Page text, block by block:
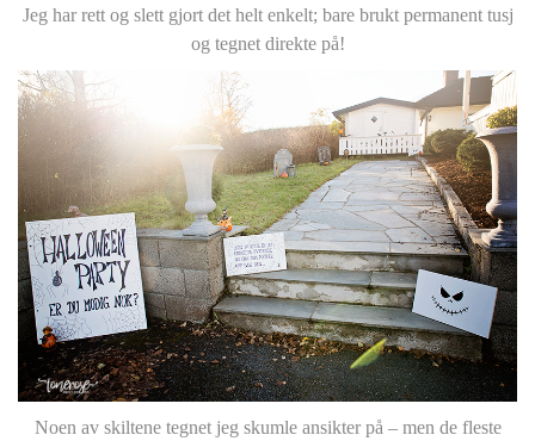
Jeg har rett og slett gjort det helt enkelt; bare brukt permanent tusj
og tegnet direkte på!
Noen av skiltene tegnet jeg skumle ansikter på – men de fleste